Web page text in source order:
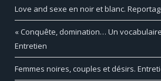
Love and sexe en noir et blanc.
« Conquête, domination… Un
Entretien
Femmes noires, couples et désirs.